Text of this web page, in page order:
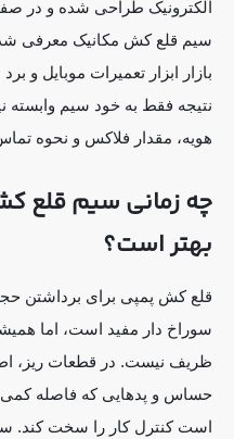
الکترونیک طراحی شده و در
بازار ابزار تعمیرات موبایل و
نتیجه فقط به خود سیم وابسته
هویه، مقدار فلاکس و نحوه
چه زمانی سیم قلع
بهتر است؟
قلع کش پمپی برای برداشتن
سوراخ دار مفید است، اما
ظریف نیست. در قطعات ریز،
حساس و پدهایی که فاصله
است کنترل کار را سخت کند.